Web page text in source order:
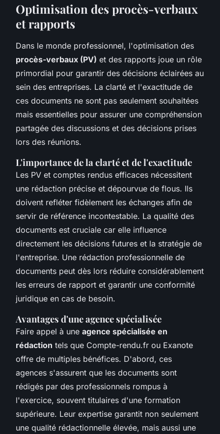
Optimisation des procès-verbaux
et rapports
Dans le monde professionnel, l'optimisation des
procès-verbaux (PV) et des rapports joue un rôle
primordial pour garantir des décisions éclairées au
sein des entreprises. La clarté et l'exactitude de
ces documents ne sont pas seulement souhaitées
mais essentielles pour assurer une compréhension
partagée des discussions et des décisions prises
lors des réunions.
L'importance de la clarté et de l'exactitude
Les PV et comptes rendus efficaces nécessitent
une rédaction précise et dépourvue de flous. Ils
doivent refléter fidèlement les échanges afin de
servir de référence incontestable. La qualité des
documents est cruciale car elle influence
directement les décisions futures et la stratégie de
l'entreprise. Une rédaction professionnelle de
documents peut dès lors réduire considérablement
les erreurs de rapport et garantir une conformité
juridique en cas de besoin.
Avantages d'une agence spécialisée
Faire appel à une agence spécialisée en
rédaction tels que Compte-rendu.fr ou Exanote
offre de multiples bénéfices. D'abord, ces
agences s'assurent que les documents sont
rédigés par des professionnels rompus à
l'exercice, souvent titulaires d'une formation
supérieure. Leur expertise garantit non seulement
une qualité rédactionnelle élevée, mais aussi une